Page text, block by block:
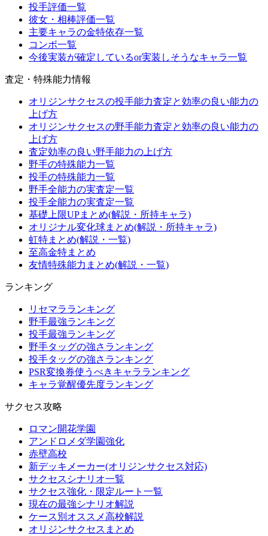
投手評価一覧
彼女・相棒評価一覧
主要キャラの金特依存一覧
コンボ一覧
今後実装が確定しているor実装しそうなキャラ一覧
査定・特殊能力情報
オリジンサクセスの投手能力査定と効率の良い能力の
上げ方
オリジンサクセスの野手能力査定と効率の良い能力の
上げ方
査定効率の良い野手能力の上げ方
野手の特殊能力一覧
投手の特殊能力一覧
野手全能力の実査定一覧
投手全能力の実査定一覧
基礎上限UPまとめ(解説・所持キャラ)
オリジナル変化球まとめ(解説・所持キャラ)
虹特まとめ(解説・一覧)
至高金特まとめ
友情特殊能力まとめ(解説・一覧)
ランキング
リセマラランキング
野手最強ランキング
投手最強ランキング
野手タッグの強さランキング
投手タッグの強さランキング
PSR変換券使うべきキャラランキング
キャラ覚醒優先度ランキング
サクセス攻略
ロマン開花学園
アンドロメダ学園強化
赤壁高校
新デッキメーカー(オリジンサクセス対応)
サクセスシナリオ一覧
サクセス強化・限定ルート一覧
現在の最強シナリオ解説
ケース別オススメ高校解説
オリジンサクセスまとめ